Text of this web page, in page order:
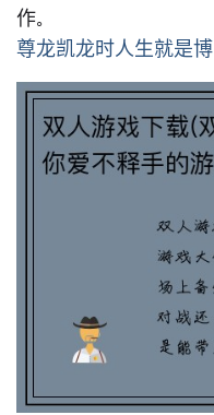
作。
尊龙凯龙时人生就是博